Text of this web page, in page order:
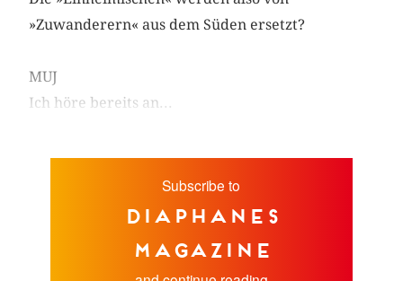
»Zuwanderern« aus dem Süden ersetzt?
MUJ
Ich höre bereits an...
Subscribe to
diaphanes
magazine